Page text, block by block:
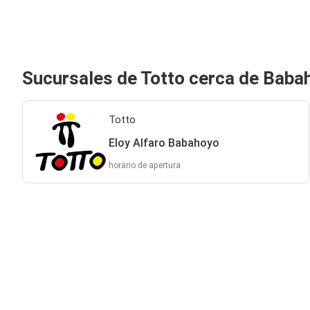
Sucursales de Totto cerca de
Totto
Eloy Alfaro Babahoyo
horario de apertura